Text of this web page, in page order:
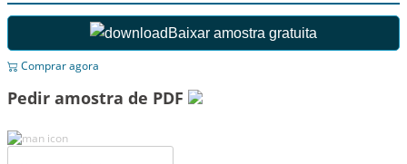
Baixar amostra gratuita
Comprar agora
Pedir amostra de PDF